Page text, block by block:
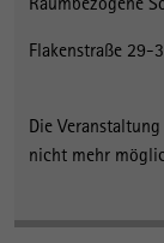
Flakenstraße 29-
Die
nicht mehr